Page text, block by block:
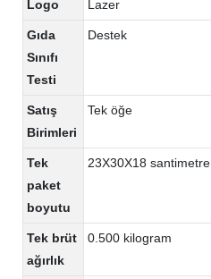
Logo Lazer
Gıda
Sınıfı
Testi
Destek
Satış
Birimleri
Tek öğe
Tek
paket
boyutu
23X30X18 santimetre
Tek brüt
ağırlık
0.500 kilogram